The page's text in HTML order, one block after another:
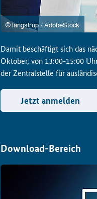
Damit beschäftigt sich das
Oktober, von 13:00-15:00
der Zentralstelle für
Jetzt anmelden
Download-Bereich